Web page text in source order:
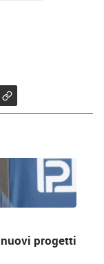
progetti